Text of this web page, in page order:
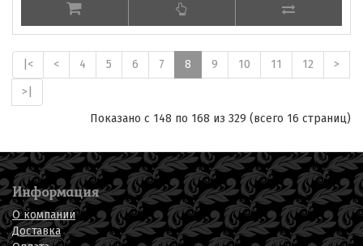
|< < 4 5 6 7 8 9 10 11 12
>
>|
Показано с 148 по 168 из 329 (всего 16 страниц)
Информация
О компании
Доставка